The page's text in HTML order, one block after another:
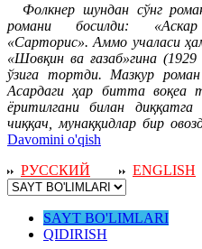
Фолкнер шундан сўнг
романи босилди:
«Сарторис». Аммо учаласи
«Шовқин ва ғазаб»гина
ўзига тортди. Мазкур роман
Асардаги ҳар битта воқеа
ёритилгани билан
чиққач, мунаққидлар бир
Davomini o'qish
РУССКИЙ
ENGLISH
SAYT BO'LIMLARI
QIDIRISH